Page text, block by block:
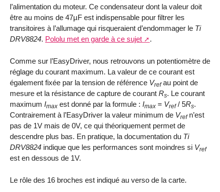
l’alimentation du moteur. Ce condensateur dont la valeur doit
être au moins de 47µF est indispensable pour filtrer les
transitoires à l’allumage qui risqueraient d’endommager le Ti
DRV8824. Pololu met en garde à ce sujet .
Comme sur l’EasyDriver, nous retrouvons un potentiomètre de
réglage du courant maximum. La valeur de ce courant est
également fixée par la tension de référence Vrefau point de
mesure et la résistance de capture de courant Rs. Le courant
maximum Imax est donné par la formule : Imax = Vref/ 5Rs.
Contrairement à l’EasyDriver la valeur minimum de Vrefn’est
pas de 1V mais de 0V, ce qui théoriquement permet de
descendre plus bas. En pratique, la documentation du Ti
DRV8824 indique que les performances sont moindres si Vref
est en dessous de 1V.
Le rôle des 16 broches est indiqué au verso de la carte.